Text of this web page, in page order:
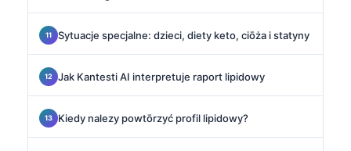
Sytuacje specjalne: dzieci, diety keto, ciōża i statyny
Jak Kantesti AI interpretuje raport lipidowy
Kiedy nalezy powtōrzyć profil lipidowy?